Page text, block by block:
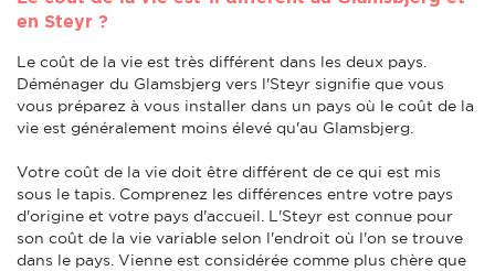
en Steyr ?
Le coût de la vie est très différent dans les deux pays.
Déménager du Glamsbjerg vers l'Steyr signifie que vous
vous préparez à vous installer dans un pays où le coût de la
vie est généralement moins élevé qu'au Glamsbjerg.
Votre coût de la vie doit être différent de ce qui est mis
sous le tapis. Comprenez les différences entre votre pays
d'origine et votre pays d'accueil. L'Steyr est connue pour
son coût de la vie variable selon l'endroit où l'on se trouve
dans le pays. Vienne est considérée comme plus chère que